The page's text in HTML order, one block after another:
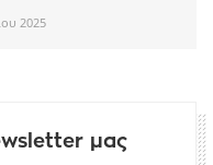
2025
μας